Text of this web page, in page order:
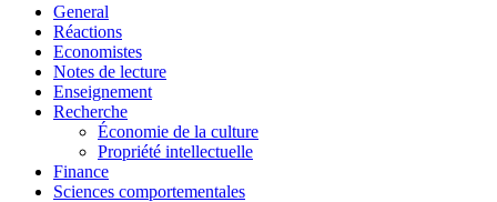
General
Réactions
Economistes
Notes de lecture
Enseignement
Recherche
Économie de la culture
Propriété intellectuelle
Finance
Sciences comportementales